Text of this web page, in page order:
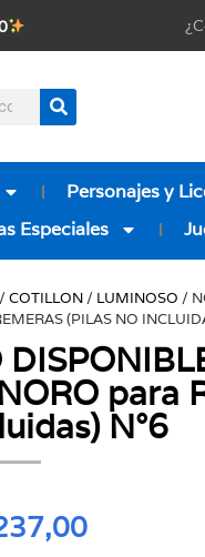
Personajes y
Especiales
/COTILLON/ LUMINOSO /
(PILAS NO
para
N°6